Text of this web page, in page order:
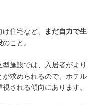
住宅など、
まだ自力で生
のこと。
施設では、入居者がより
求められるので、ホテル
される傾向にあります。